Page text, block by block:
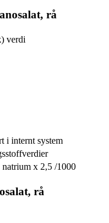
rå
verdi
i internt system
x 2,5 /1000
rå